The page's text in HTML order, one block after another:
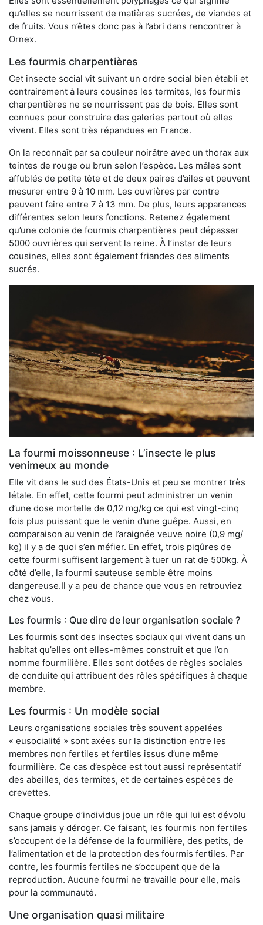
qu’elles se nourrissent de matières sucrées, de viandes et
de fruits. Vous n’êtes donc pas à l’abri dans rencontrer à
Ornex.
Les fourmis charpentières
Cet insecte social vit suivant un ordre social bien établi et
contrairement à leurs cousines les termites, les fourmis
charpentières ne se nourrissent pas de bois. Elles sont
connues pour construire des galeries partout où elles
vivent. Elles sont très répandues en France.
On la reconnaît par sa couleur noirâtre avec un thorax aux
teintes de rouge ou brun selon l’espèce. Les mâles sont
affublés de petite tête et de deux paires d’ailes et peuvent
mesurer entre 9 à 10 mm. Les ouvrières par contre
peuvent faire entre 7 à 13 mm. De plus, leurs apparences
différentes selon leurs fonctions. Retenez également
qu’une colonie de fourmis charpentières peut dépasser
5000 ouvrières qui servent la reine. À l’instar de leurs
cousines, elles sont également friandes des aliments
sucrés.
La fourmi moissonneuse : L’insecte le plus
venimeux au monde
Elle vit dans le sud des États-Unis et peu se montrer très
létale. En effet, cette fourmi peut administrer un venin
d’une dose mortelle de 0,12 mg/kg ce qui est vingt-cinq
fois plus puissant que le venin d’une guêpe. Aussi, en
comparaison au venin de l’araignée veuve noire (0,9 mg/
kg) il y a de quoi s’en méfier. En effet, trois piqûres de
cette fourmi suffisent largement à tuer un rat de 500kg. À
côté d’elle, la fourmi sauteuse semble être moins
dangereuse.Il y a peu de chance que vous en retrouviez
chez vous.
Les fourmis : Que dire de leur organisation sociale ?
Les fourmis sont des insectes sociaux qui vivent dans un
habitat qu’elles ont elles-mêmes construit et que l’on
nomme fourmilière. Elles sont dotées de règles sociales
de conduite qui attribuent des rôles spécifiques à chaque
membre.
Les fourmis : Un modèle social
Leurs organisations sociales très souvent appelées
« eusocialité » sont axées sur la distinction entre les
membres non fertiles et fertiles issus d’une même
fourmilière. Ce cas d’espèce est tout aussi représentatif
des abeilles, des termites, et de certaines espèces de
crevettes.
Chaque groupe d’individus joue un rôle qui lui est dévolu
sans jamais y déroger. Ce faisant, les fourmis non fertiles
s’occupent de la défense de la fourmilière, des petits, de
l’alimentation et de la protection des fourmis fertiles. Par
contre, les fourmis fertiles ne s’occupent que de la
reproduction. Aucune fourmi ne travaille pour elle, mais
pour la communauté.
Une organisation quasi militaire